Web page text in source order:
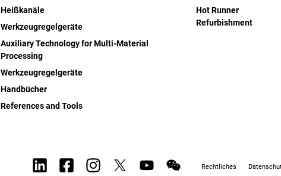
Heißkanäle
Werkzeugregelgeräte
Auxiliary Technology for Multi-Material
Processing
Werkzeugregelgeräte
Handbücher
References and Tools
Hot Runner
Refurbishment
Rechtliches